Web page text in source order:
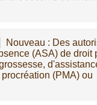
Nouveau : Des
(ASA) de droit
(PMA) ou